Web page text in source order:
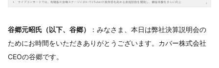
谷郷元昭氏（以下、谷郷）
：みなさま、本日は弊社決算説明会の
ためにお時間をいただきありがとうございます。カバー株式会社
CEOの谷郷です。